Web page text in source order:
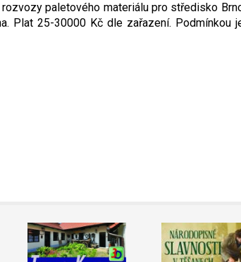
paletového materiálu pro středisko
Plat 25-30000 Kč dle zařazení. Podmínkou